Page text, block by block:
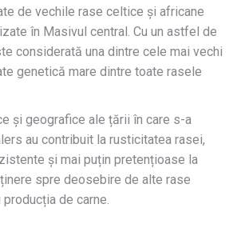
de vechile rase celtice și africane
în Masivul central. Cu un astfel de
considerată una dintre cele mai vechi
genetică mare dintre toate rasele
și geografice ale țării în care s-a
au contribuit la rusticitatea rasei,
și mai puțin pretențioase la
spre deosebire de alte rase
de carne.